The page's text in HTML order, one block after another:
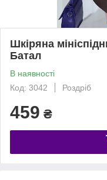
Шкіряна
Батал
В наявності
Код: 3042
Роздріб
459 ₴